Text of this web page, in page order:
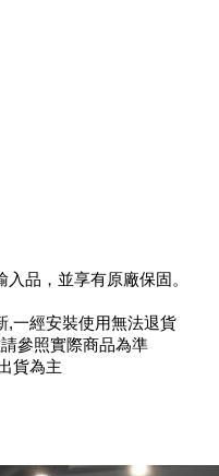
品，並享有原廠保固。
,一經安裝使用無法退貨
參照實際商品為準
貨為主